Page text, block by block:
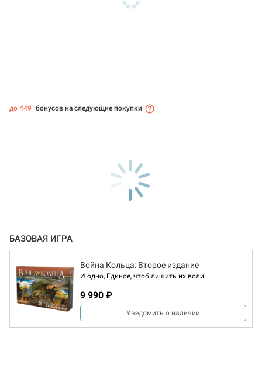
до 449 бонусов на следующие покупки
БАЗОВАЯ ИГРА
Война Кольца: Второе издание
И одно, Единое, чтоб лишить их воли
9 990 ₽
Уведомить о наличии